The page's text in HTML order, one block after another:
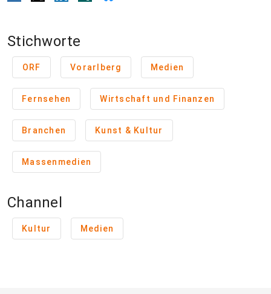
Stichworte
ORF Vorarlberg Medien
Fernsehen Wirtschaft und Finanzen
Branchen Kunst & Kultur
Massenmedien
Channel
Kultur Medien